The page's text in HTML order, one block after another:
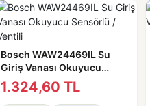
Bosch WAW24469IL Su
Giriş Vanası Okuyucu
Sensörlü / Ventili
1.324,60 TL